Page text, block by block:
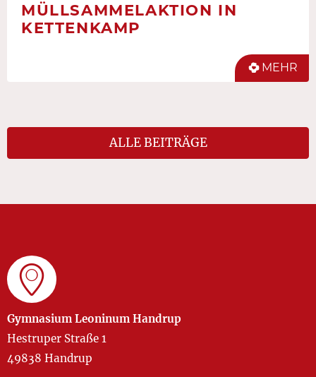
MÜLLSAMMELAKTION IN
KETTENKAMP
MEHR
ALLE BEITRÄGE
Gymnasium Leoninum Handrup
Hestruper Straße 1
49838 Handrup